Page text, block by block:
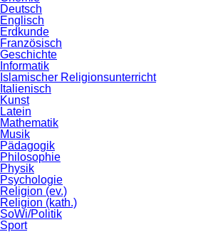
Deutsch
Englisch
Erdkunde
Französisch
Geschichte
Informatik
Islamischer Religionsunterricht
Italienisch
Kunst
Latein
Mathematik
Musik
Pädagogik
Philosophie
Physik
Psychologie
Religion (ev.)
Religion (kath.)
SoWi/Politik
Sport